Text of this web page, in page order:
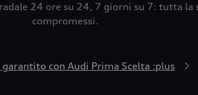
24 ore su 24, 7 giorni su 7: tutta la
compromessi.
garantito con Audi Prima Scelta :plus